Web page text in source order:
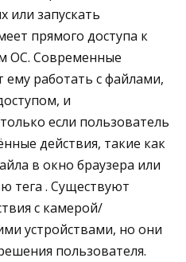
или запускать
прямого доступа к
ОС. Современные
работать с файлами,
и
если пользователь
действия, такие как
в окно браузера или
тега . Существуют
с камерой/
устройствами, но они
пользователя.